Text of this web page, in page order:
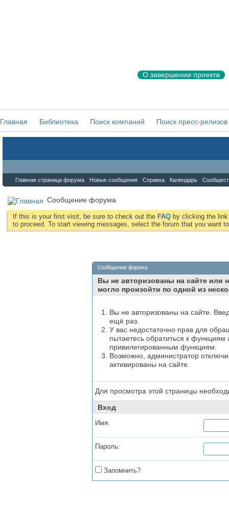
О завершении проекта
Главная Библиотека Поиск компаний Поиск пресс-релизов
Главная страница форума Новые сообщения Справка Календарь
Сообщение форума
If this is your first visit, be sure to check out the FAQ by clicking the
to proceed. To start viewing messages, select the forum that you want
Сообщение форума
Вы не авторизованы на сайте или
могло произойти по одной из
Вы не авторизованы на сайте.
ещё раз.
У вас недостаточно прав для
пытаетесь обратиться к
привилегированным функциям.
Возможно, администратор
активированы на сайте.
Для просмотра этой страницы
Вход
Имя:
Пароль:
Запомнить?